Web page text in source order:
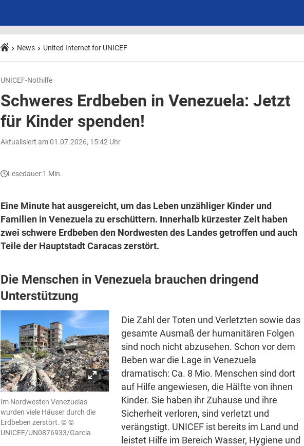
News United Internet for UNICEF
UNICEF-Nothilfe
Schweres Erdbeben in Venezuela: Jetzt
für Kinder spenden!
Aktualisiert am 01.07.2026, 15:42 Uhr
Lesedauer:1 Min.
Eine Minute hat ausgereicht, um das Leben unzähliger Kinder und
Familien inVenezuela zu erschüttern. Innerhalb kürzester Zeit haben
zwei schwere Erdbebenden Nordwesten des Landes getroffen und auch
Teile der HauptstadtCaracaszerstört.
Die Menschen in Venezuela brauchen dringend
Unterstützung
Im Nordwesten Venezuelas
wurden viele Häuser durch die
Erdbeben zerstört. © ©
UNICEF/UN0876933/Garcia
Die Zahl der Toten und Verletzten sowie das
gesamte Ausmaß der humanitären Folgen
sind noch nicht abzusehen. Schon vor dem
Beben war die Lage in Venezuela
dramatisch: Ca. 8 Mio. Menschen sind dort
auf Hilfe angewiesen, die Hälfte von ihnen
Kinder.Sie haben ihr Zuhause und ihre
Sicherheit verloren, sind verletzt und
verängstigt. UNICEF ist bereits im Land und
leistet Hilfe im Bereich Wasser, Hygiene und